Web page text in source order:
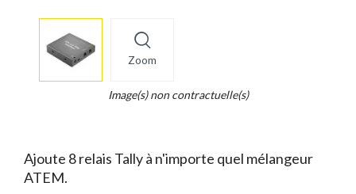
Zoom
info
Legend...
Image(s) non contractuelle(s)
Ajoute 8 relais Tally à n'importe quel mélangeur
ATEM.